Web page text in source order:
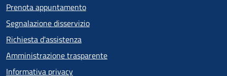
Prenota appuntamento
Segnalazione disservizio
Richiesta d'assistenza
Amministrazione trasparente
Informativa privacy